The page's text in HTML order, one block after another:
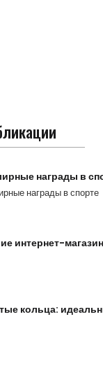
награды в
награды в спорте
интернет-
кольца: